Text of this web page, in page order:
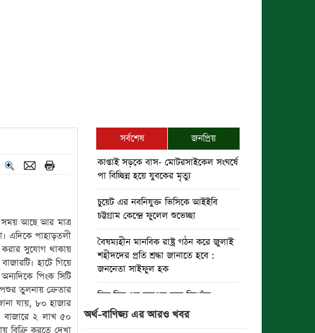
সময় আছে আর মাত্র
এদিকে পাহাড়তলী
করার সুযোগ থাকায়
হাটে গিয়ে
পিংক সিটি
পশুর তুলনায় ক্রেতার
যায়, ৮০ হাজার
বাজারে ২ লাখ ৫০
বিক্রি করতে দেখা
সর্বশেষ
জনপ্রিয়
কাপ্তাই সড়কে বাস- মোটরসাইকেল সংঘর্ষে
পা বিচ্ছিন্ন হয়ে যুবকের মৃত্যু
চুয়েট এর নবনিযুক্ত ভিসিকে আইইবি
চট্টগ্রাম কেন্দ্রে ফুলেল শুভেচ্ছা
বৈষম্যহীন মানবিক রাষ্ট্র গঠন করে জুলাই
শহীদদের প্রতি শ্রদ্ধা জানাতে হবে :
জননেতা সাইফুল হক
তিন দিন পর ব্রহ্মপুত্র নদে নিখোঁজ
সাইফুলের মরদেহ গফরগাঁও থেকে উদ্ধার
অর্থ-বাণিজ্য এর আরও খবর